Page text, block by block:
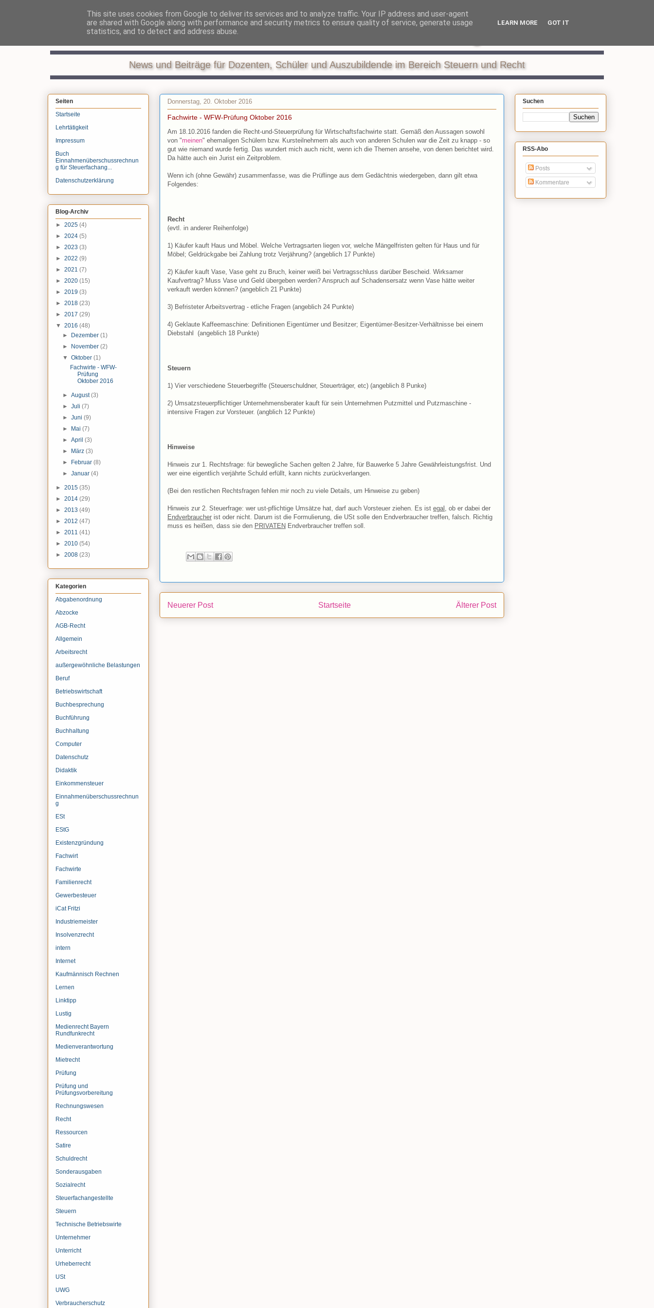
Recht und Steuern in der Ausbildung
News und Beiträge für Dozenten, Schüler und Auszubildende im Bereich Steuern und Recht
Donnerstag, 20. Oktober 2016
Fachwirte - WFW-Prüfung Oktober 2016
Am 18.10.2016 fanden die Recht-und-Steuerprüfung für Wirtschaftsfachwirte statt. Gemäß den Aussagen sowohl
von "meinen" ehemaligen Schülern bzw. Kursteilnehmern als auch von anderen Schulen war die Zeit zu knapp - so
gut wie niemand wurde fertig. Das wundert mich auch nicht, wenn ich die Themen ansehe, von denen berichtet wird.
Da hätte auch ein Jurist ein Zeitproblem.
Wenn ich (ohne Gewähr) zusammenfasse, was die Prüflinge aus dem Gedächtnis wiedergeben, dann gilt etwa
Folgendes:
Recht
(evtl. in anderer Reihenfolge)
1) Käufer kauft Haus und Möbel. Welche Vertragsarten liegen vor, welche Mängelfristen gelten für Haus und für
Möbel; Geldrückgabe bei Zahlung trotz Verjährung? (angeblich 17 Punkte)
2) Käufer kauft Vase, Vase geht zu Bruch, keiner weiß bei Vertragsschluss darüber Bescheid. Wirksamer
Kaufvertrag? Muss Vase und Geld übergeben werden? Anspruch auf Schadensersatz wenn Vase hätte weiter
verkauft werden können? (angeblich 21 Punkte)
3) Befristeter Arbeitsvertrag - etliche Fragen (angeblich 24 Punkte)
4) Geklaute Kaffeemaschine: Definitionen Eigentümer und Besitzer; Eigentümer-Besitzer-Verhältnisse bei einem
Diebstahl (angeblich 18 Punkte)
Steuern
1) Vier verschiedene Steuerbegriffe (Steuerschuldner, Steuerträger, etc) (angeblich 8 Punke)
2) Umsatzsteuerpflichtiger Unternehmensberater kauft für sein Unternehmen Putzmittel und Putzmaschine -
intensive Fragen zur Vorsteuer. (angblich 12 Punkte)
Hinweise
Hinweis zur 1. Rechtsfrage: für bewegliche Sachen gelten 2 Jahre, für Bauwerke 5 Jahre Gewährleistungsfrist. Und
wer eine eigentlich verjährte Schuld erfüllt, kann nichts zurückverlangen.
(Bei den restlichen Rechtsfragen fehlen mir noch zu viele Details, um Hinweise zu geben)
Hinweis zur 2. Steuerfrage: wer ust-pflichtige Umsätze hat, darf auch Vorsteuer ziehen. Es ist egal , ob er dabei der
Endverbraucher ist oder nicht. Darum ist die Formulierung, die USt solle den Endverbraucher treffen, falsch. Richtig
muss es heißen, dass sie den PRIVATEN Endverbraucher treffen soll.
Neuerer Post Älterer Post
Startseite
Seiten
Startseite
Lehrtätigkeit
Impressum
Buch
Einnahmenüberschussrechnun
g für Steuerfachang...
Datenschutzerklärung
Blog-Archiv
► 2025 (4)
► 2024 (5)
► 2023 (3)
► 2022 (9)
► 2021 (7)
► 2020 (15)
► 2019 (3)
► 2018 (23)
► 2017 (29)
▼ 2016 (48)
►
Dezember(1)
►
November(2)
▼Oktober(1)
Fachwirte - WFW-
Prüfung
Oktober 2016
►August(3)
►Juli(7)
►Juni(9)
►
Mai(7)
►April(3)
►
März(3)
►
Februar(8)
►Januar(4)
► 2015 (35)
► 2014 (29)
► 2013 (49)
► 2012 (47)
► 2011 (41)
► 2010 (54)
► 2008 (23)
Kategorien
Abgabenordnung
Abzocke
AGB-Recht
Allgemein
Arbeitsrecht
außergewöhnliche Belastungen
Beruf
Betriebswirtschaft
Buchbesprechung
Buchführung
Buchhaltung
Computer
Datenschutz
Didaktik
Einkommensteuer
Einnahmenüberschussrechnun
g
ESt
EStG
Existenzgründung
Fachwirt
Fachwirte
Familienrecht
Gewerbesteuer
iCat Fritzi
Industriemeister
Insolvenzrecht
intern
Internet
Kaufmännisch Rechnen
Lernen
Linktipp
Lustig
Medienrecht Bayern
Rundfunkrecht
Medienverantwortung
Mietrecht
Prüfung
Prüfung und
Prüfungsvorbereitung
Rechnungswesen
Recht
Ressourcen
Satire
Schuldrecht
Sonderausgaben
Sozialrecht
Steuerfachangestellte
Steuern
Technische Betriebswirte
Unternehmer
Unterricht
Urheberrecht
USt
UWG
Verbraucherschutz
Suchen
RSS-Abo
Posts
Kommentare
This site uses cookies from Google to deliver its services and to analyze traffic. Your IP address and user-agent
are shared with Google along with performance and security metrics to ensure quality of service, generate usage
statistics, and to detect and address abuse.
LEARN MORE GOT IT